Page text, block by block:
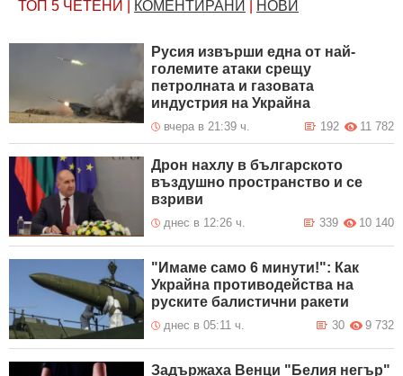
ТОП 5 ЧЕТЕНИ КОМЕНТИРАНИ НОВИ
Русия извърши една от най-
големите атаки срещу
петролната и газовата
индустрия на Украйна
вчера в 21:39 ч. 11 782
192
Дрон нахлу в българското
въздушно пространство и се
взриви
днес в 12:26 ч. 10 140
339
"Имаме само 6 минути!": Как
Украйна противодейства на
руските балистични ракети
днес в 05:11 ч. 9 732
30
Задържаха Венци "Белия негър"